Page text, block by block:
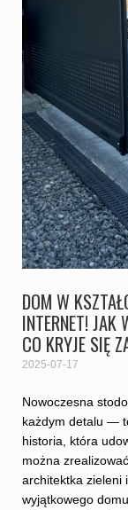
DOM W
INTERNET! JAK
CO KRYJE SIĘ
2025-07-17
Nowoczesna
każdym detalu —
historia, która
można
architektka zieleni
wyjątkowego